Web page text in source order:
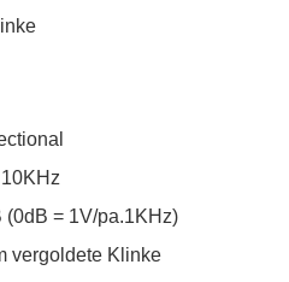
(0dB = 1V/pa.1KHz)
vergoldete Klinke